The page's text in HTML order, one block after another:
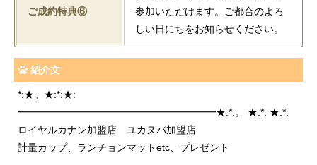
ご成約特典⑥
参加いただけます。ご都合のよろ
しい日にちをお知らせください。
紹介文
*:★。★:*:★:
━━━━━━━━━━━━━━━━━━━━★:*:。 ★:*: ★:*:
ロイヤルカナン加盟店 ユカヌバ加盟店
計量カップ、ランチョンマットetc、プレゼント